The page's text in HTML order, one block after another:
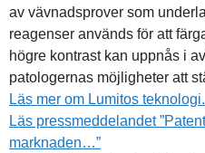
av vävnadsprover som
reagenser används för att
högre kontrast kan uppnås i
patologernas möjligheter att
Läs mer om Lumitos teknologi.
Läs pressmeddelandet
marknaden…”